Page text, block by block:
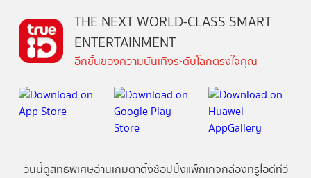
THE NEXT WORLD-CLASS SMART
ENTERTAINMENT
อีกขั้นของความบันเทิงระดับโลกตรงใจคุณ
วันนี้ดูสิทธิพิเศษอ่านเกมตาตั้งช้อปปิ้งแพ็กเกจกล่องทรูไอดีทีวี